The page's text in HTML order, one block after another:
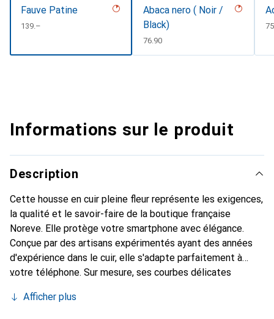
Fauve Patine
CHF
139.–
Abaca nero ( Noir /
Black)
CHF
76.90
Informations sur le produit
Description
Cette housse en cuir pleine fleur représente les exigences,
la qualité et le savoir-faire de la boutique française
Noreve. Elle protège votre smartphone avec élégance.
Conçue par des artisans expérimentés ayant des années
d'expérience dans le cuir, elle s'adapte parfaitement à
votre téléphone. Sur mesure, ses courbes délicates
accessoire chic et indispensable pour votre smartphone.
Afficher plus